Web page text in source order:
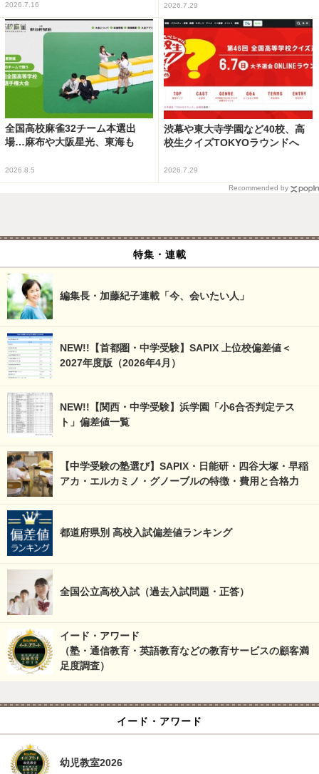
2026.7.16 2026.7.29
全国高校麻雀32チーム本選出
場…麻布や大阪星光、東海も
2026.8.5
渋幕や東大寺学園など40校、高
校生クイズTOKYOラウンドへ
2026.7.29
Recommended by
特集・連載
編集長・加藤紀子連載「今、会いたい人」
NEW!!【首都圏・中学受験】SAPIX 上位校偏差値＜
2027年度版（2026年4月）
NEW!!【関西・中学受験】浜学園「小6合否判定テス
ト」偏差値一覧
【中学受験の塾選び】SAPIX・日能研・四谷大塚・早稲
アカ・エルカミノ・グノーブルの特徴・費用と合格力
都道府県別 高校入試偏差値ランキング
全国公立高校入試（過去入試問題・正答）
イード・アワード
（塾・通信教育・英語教育などの教育サービスの顧客満
足度調査）
イード・アワード
幼児教室2026